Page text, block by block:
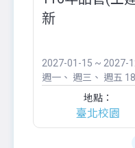
新
2027-01-15 ~ 2027-
週一
週三 週五
地點：
臺北校園